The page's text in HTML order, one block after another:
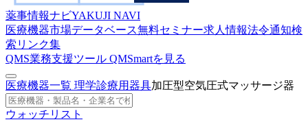
薬事情報ナビYAKUJI NAVI
医療機器市場データベース無料セミナー求人情報法令通知検
索 リンク集
QMS業務支援ツール QMSmartを見る
医療機器一覧 理学診療用器具加圧型空気圧式マッサージ器
ウォッチリスト